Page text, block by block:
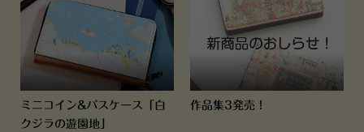
ミニコイン&パスケース「白
クジラの遊園地」
作品集3発売！